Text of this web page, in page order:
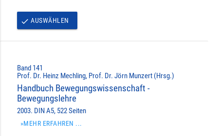
done AUSWÄHLEN
Band 141
Prof. Dr. Heinz Mechling, Prof. Dr. Jörn Munzert (Hrsg.)
Handbuch Bewegungswissenschaft -
Bewegungslehre
2003. DIN A5, 522 Seiten
»MEHR ERFAHREN ...